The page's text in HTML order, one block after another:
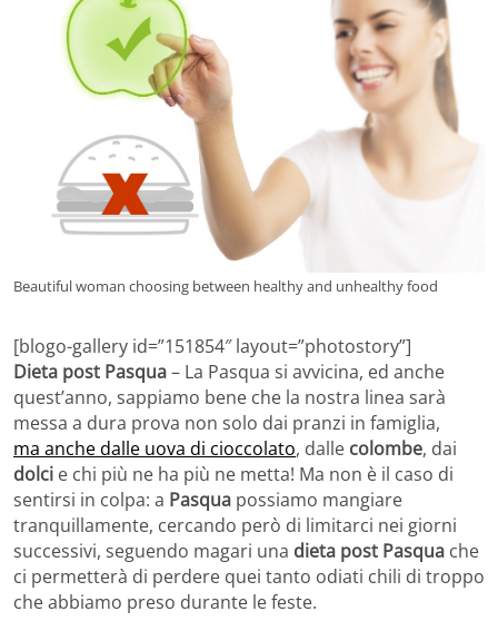
Beautiful woman choosing between healthy and unhealthy food
[blogo-gallery id=”151854″ layout=”photostory”]
Dieta post Pasqua– La Pasqua si avvicina, ed anche
quest’anno, sappiamo bene che la nostra linea sarà
messa a dura prova non solo dai pranzi in famiglia,
ma anche dalle uova di cioccolato, dalle colombe, dai
dolci e chi più ne ha più ne metta! Ma non è il caso di
sentirsi in colpa: a Pasqua possiamo mangiare
tranquillamente, cercando però di limitarci nei giorni
successivi, seguendo magari una dieta post Pasqua che
ci permetterà di perdere quei tanto odiati chili di troppo
che abbiamo preso durante le feste.